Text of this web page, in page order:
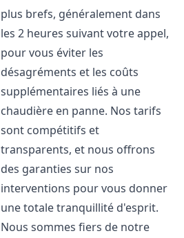
plus brefs, généralement dans
les 2 heures suivant votre appel,
pour vous éviter les
désagréments et les coûts
supplémentaires liés à une
chaudière en panne. Nos tarifs
sont compétitifs et
transparents, et nous offrons
des garanties sur nos
interventions pour vous donner
une totale tranquillité d'esprit.
Nous sommes fiers de notre